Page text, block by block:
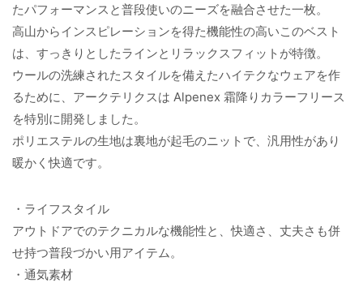
たパフォーマンスと普段使いのニーズを融合させた一枚。
高山からインスピレーションを得た機能性の高いこのベスト
は、すっきりとしたラインとリラックスフィットが特徴。
ウールの洗練されたスタイルを備えたハイテクなウェアを作
るために、アークテリクスは Alpenex 霜降りカラーフリース
を特別に開発しました。
ポリエステルの生地は裏地が起毛のニットで、汎用性があり
暖かく快適です。
・ライフスタイル
アウトドアでのテクニカルな機能性と、快適さ、丈夫さも併
せ持つ普段づかい用アイテム。
・通気素材